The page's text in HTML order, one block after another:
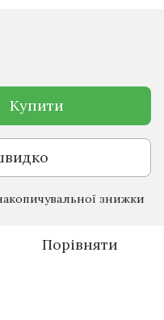
Купити
знижки
Порівняти